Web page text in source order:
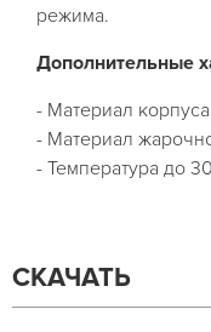
режима.
Дополнительные
- Материал
- Материал
- Температура до
СКАЧАТЬ